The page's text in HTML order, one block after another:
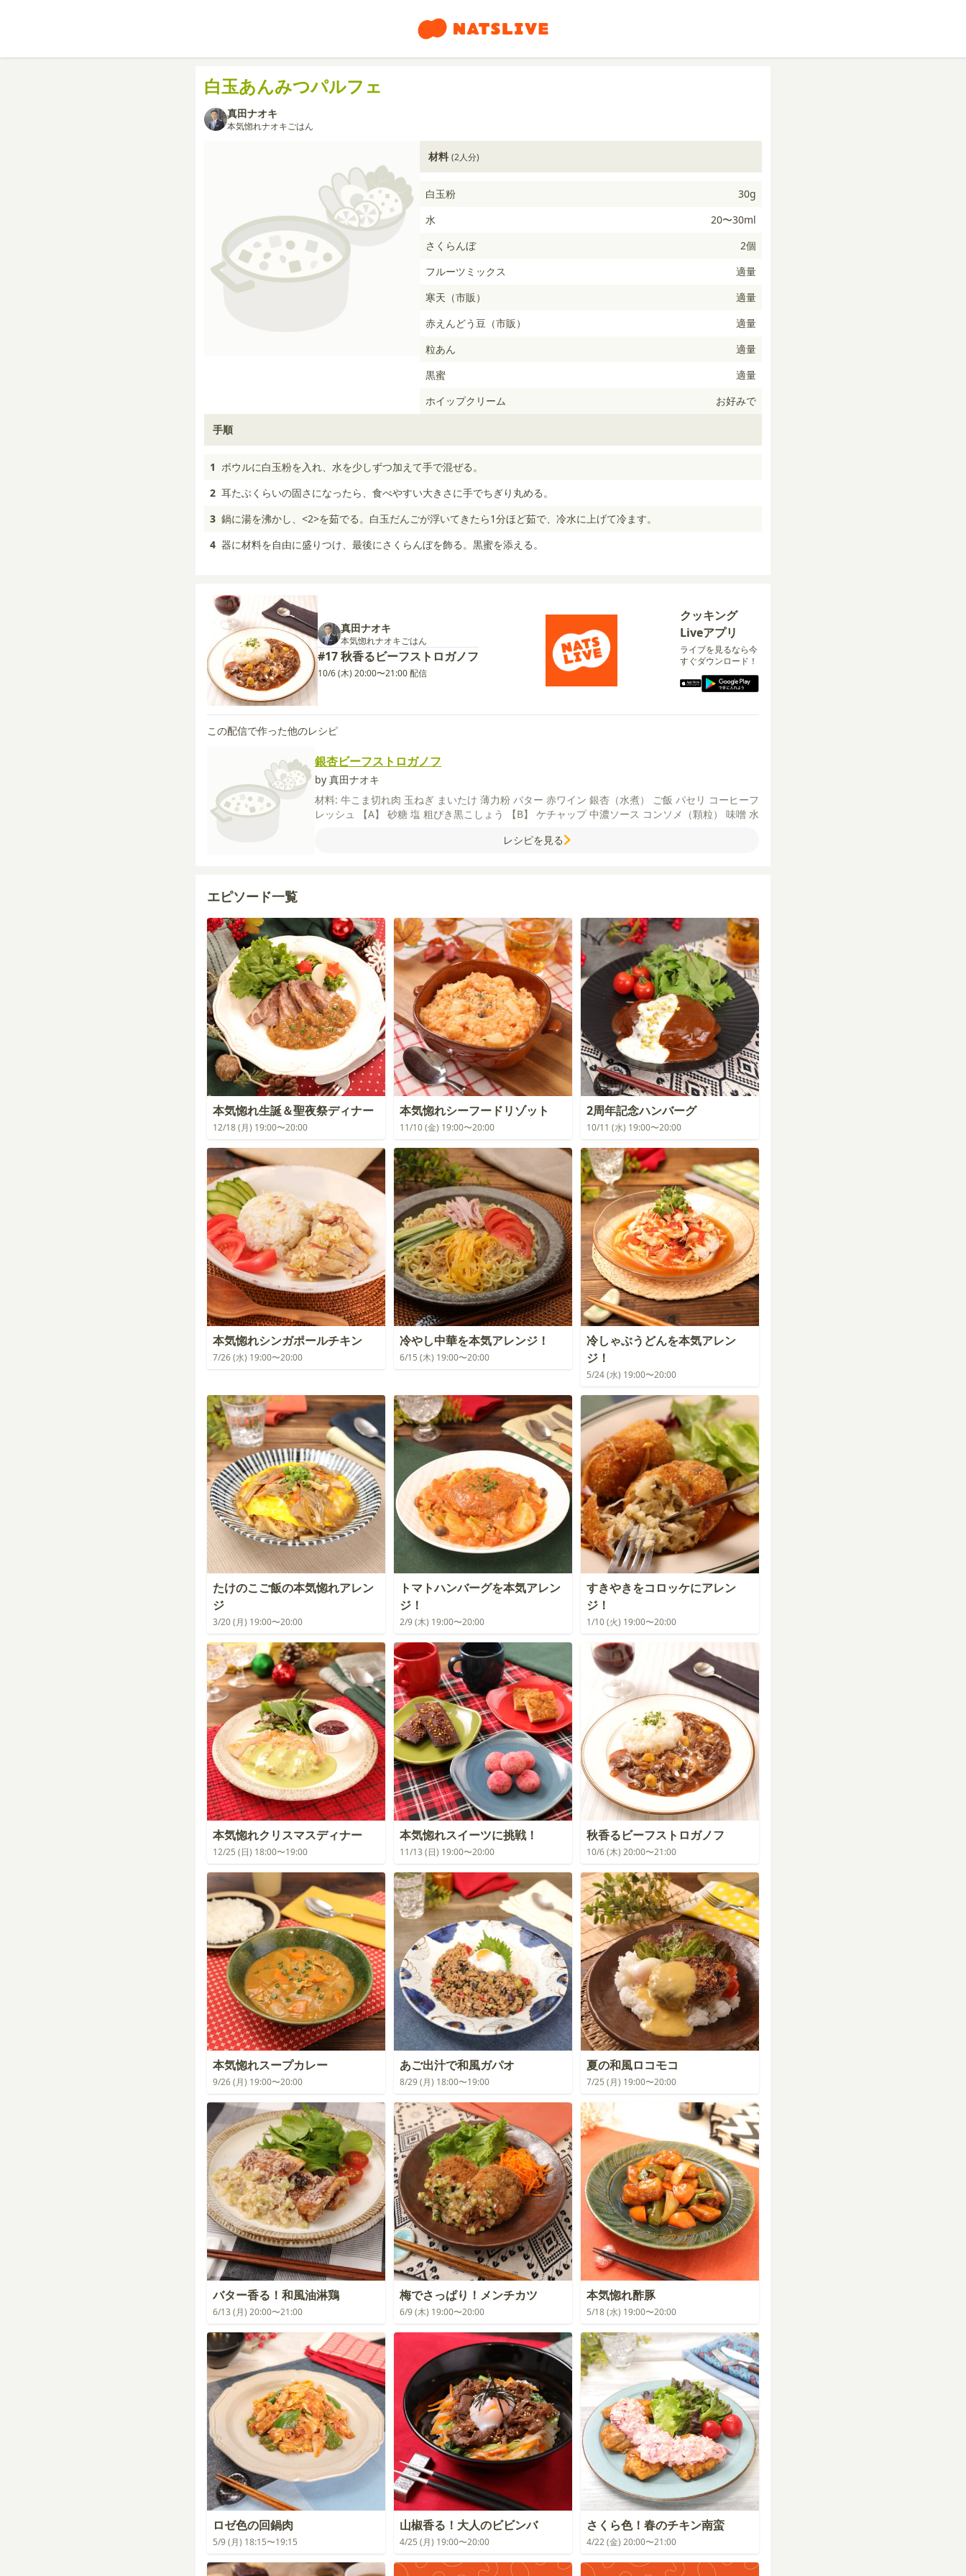
白玉あんみつパルフェ
真田ナオキ
本気惚れナオキごはん
材料 (2人分)
白玉粉
30g
水
20〜30ml
さくらんぼ
2個
フルーツミックス
適量
寒天（市販）
適量
赤えんどう豆（市販）
適量
粒あん
適量
黒蜜
適量
ホイップクリーム
お好みで
手順
1 ボウルに白玉粉を入れ、水を少しずつ加えて手で混ぜる。
2 耳たぶくらいの固さになったら、食べやすい大きさに手でちぎり丸める。
3 鍋に湯を沸かし、<2>を茹でる。白玉だんごが浮いてきたら1分ほど茹で、冷水に上げて冷ます。
4 器に材料を自由に盛りつけ、最後にさくらんぼを飾る。黒蜜を添える。
真田ナオキ
本気惚れナオキごはん
#17 秋香るビーフストロガノフ
10/6 (木) 20:00〜21:00 配信
クッキング
Liveアプリ
ライブを見るなら今
すぐダウンロード！
この配信で作った他のレシピ
銀杏ビーフストロガノフ
by 真田ナオキ
材料: 牛こま切れ肉 玉ねぎ まいたけ 薄力粉 バター 赤ワイン 銀杏（水煮） ご飯 パセリ コーヒーフ
レッシュ
【A】 砂糖 塩 粗びき黒こしょう 【B】 ケチャップ中濃ソース コンソメ（顆粒） 味噌 水
レシピを見る
エピソード一覧
本気惚れ生誕＆聖夜祭ディナー
12/18 (月) 19:00〜20:00
本気惚れシーフードリゾット
11/10 (金) 19:00〜20:00
2周年記念ハンバーグ
10/11 (水) 19:00〜20:00
本気惚れシンガポールチキン
7/26 (水) 19:00〜20:00
冷やし中華を本気アレンジ！
6/15 (木) 19:00〜20:00
冷しゃぶうどんを本気アレン
ジ！
5/24 (水) 19:00〜20:00
たけのこご飯の本気惚れアレン
ジ
3/20 (月) 19:00〜20:00
トマトハンバーグを本気アレン
ジ！
2/9 (木) 19:00〜20:00
すきやきをコロッケにアレン
ジ！
1/10 (火) 19:00〜20:00
本気惚れクリスマスディナー
12/25 (日) 18:00〜19:00
本気惚れスイーツに挑戦！
11/13 (日) 19:00〜20:00
秋香るビーフストロガノフ
10/6 (木) 20:00〜21:00
本気惚れスープカレー
9/26 (月) 19:00〜20:00
あご出汁で和風ガパオ
8/29 (月) 18:00〜19:00
夏の和風ロコモコ
7/25 (月) 19:00〜20:00
バター香る！和風油淋鶏
6/13 (月) 20:00〜21:00
梅でさっぱり！メンチカツ
6/9 (木) 19:00〜20:00
本気惚れ酢豚
5/18 (水) 19:00〜20:00
ロゼ色の回鍋肉
5/9 (月) 18:15〜19:15
山椒香る！大人のビビンバ
4/25 (月) 19:00〜20:00
さくら色！春のチキン南蛮
4/22 (金) 20:00〜21:00